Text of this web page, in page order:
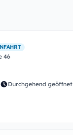
46
Durchgehend geöffnet